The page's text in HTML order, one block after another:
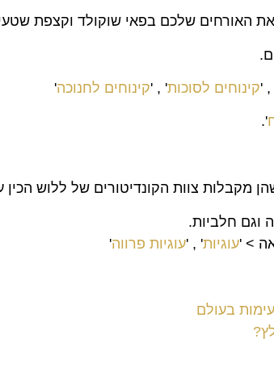
שלכם בפאי שוקולד וקצפת
' ,קינוחים לסוכות' , 'קינוחים לחנוכה'
'.
מקבלות צוות הקונדיטורים של ללוש הכין
וגם חלביות.
> 'עוגיות' , 'עוגיות פרווה'
בעולם